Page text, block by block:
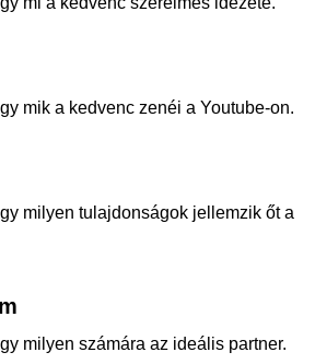
mik a kedvenc zenéi a Youtube-on.
milyen tulajdonságok jellemzik őt a
milyen számára az ideális partner.